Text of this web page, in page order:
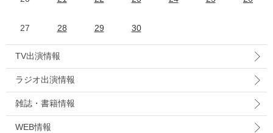
27 28 29 30
TV出演情報
ラジオ出演情報
雑誌・書籍情報
WEB情報